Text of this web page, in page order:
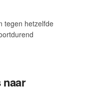
tegen hetzelfde
naar